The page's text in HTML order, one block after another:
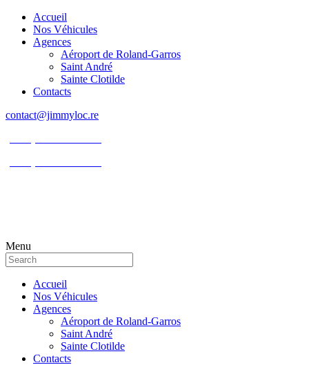
Accueil
Nos Véhicules
Agences
Aéroport de Roland-Garros
Saint André
Sainte Clotilde
Contacts
contact@jimmyloc.re
Menu
Accueil
Nos Véhicules
Agences
Aéroport de Roland-Garros
Saint André
Sainte Clotilde
Contacts